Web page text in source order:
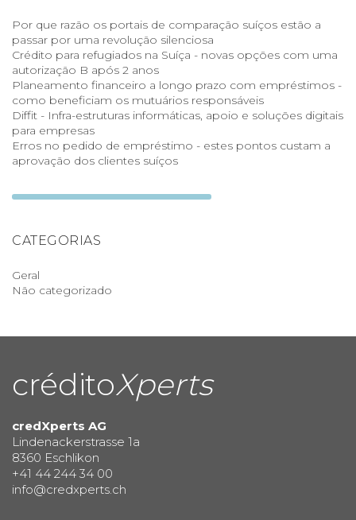
Por que razão os portais de comparação suíços estão a
passar por uma revolução silenciosa
Crédito para refugiados na Suíça - novas opções com uma
autorização B após 2 anos
Planeamento financeiro a longo prazo com empréstimos -
como beneficiam os mutuários responsáveis
Diffit - Infra-estruturas informáticas, apoio e soluções digitais
para empresas
Erros no pedido de empréstimo - estes pontos custam a
aprovação dos clientes suíços
CATEGORIAS
Geral
Não categorizado
créditoXperts
credXperts AG
Lindenackerstrasse 1a
8360 Eschlikon
+41 44 244 34 00
info@credxperts.ch